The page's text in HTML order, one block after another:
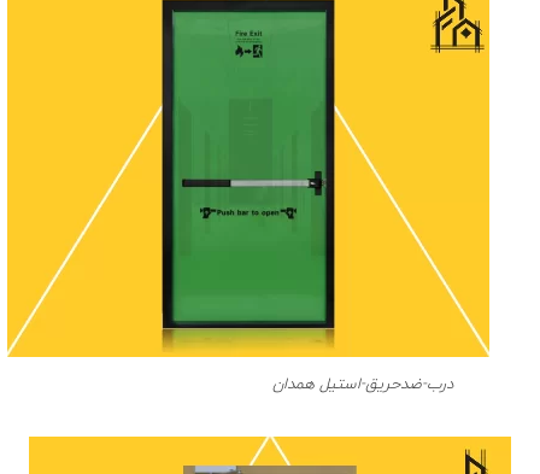
درب-ضدحریق-استیل همدان